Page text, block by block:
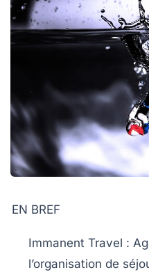
EN BREF
Immanent Travel :
l’organisation de